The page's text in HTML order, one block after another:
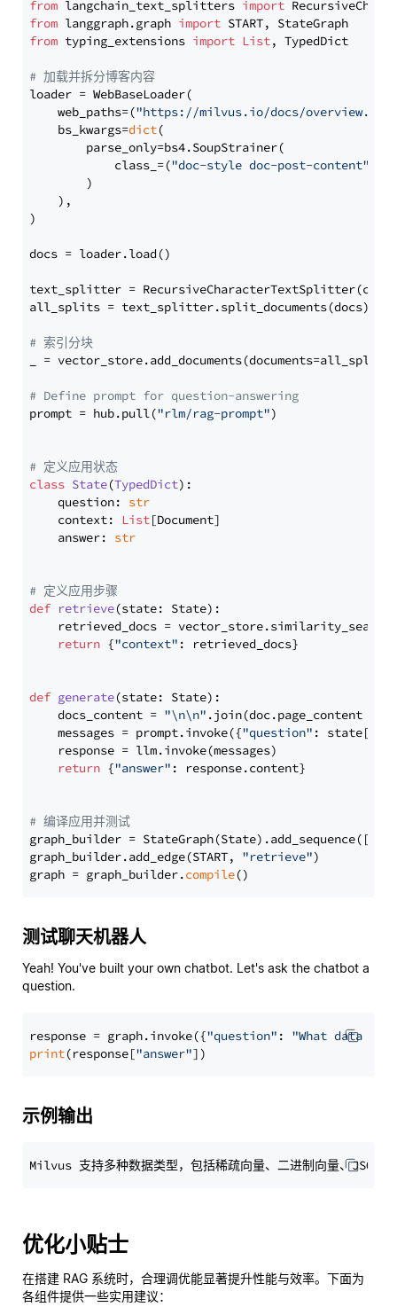
from langchain_text_splitters import
from langgraph.graph import
from typing_extensions import List, TypedDict
# 加载并拆分博客内容
loader = WebBaseLoader(
    web_paths=(
"https://milvus.io/docs/overview.md"
    bs_kwargs=
dict(
        parse_only=bs4.SoupStrainer(
            class_=(
"doc-style doc-post-content"
        )
    ),
)
docs = loader.load()
text_splitter =
all_splits = text_splitter.split_documents(docs)
# 索引分块
_ = vector_store.add_documents(documents=all_splits)
# Define prompt for question-answering
prompt = hub.pull("rlm/rag-prompt")
# 定义应用状态
class State(TypedDict):
    question:
str
    context:
List[Document]
    answer:
str
# 定义应用步骤
def retrieve(state: State):
retrieved_docs =
return {"context" : retrieved_docs}
def generate(state: State):
    docs_content =
"\n\n" .join(doc.page_content
    messages = prompt.invoke({
"question" : state[
    response = llm.invoke(messages)
return {"answer" : response.content}
# 编译应用并测试
graph_builder =
graph_builder.add_edge(START, "retrieve")
graph = graph_builder.compile
测试聊天机器人
Yeah! You've built your own chatbot. Let's ask the chatbot a
question.
response = graph.invoke({"question" : "What data
print(response["answer"
示例输出
优化小贴士
在搭建 RAG 系统时，合理调优能显著提升性能与效率。下面为
各组件提供一些实用建议：